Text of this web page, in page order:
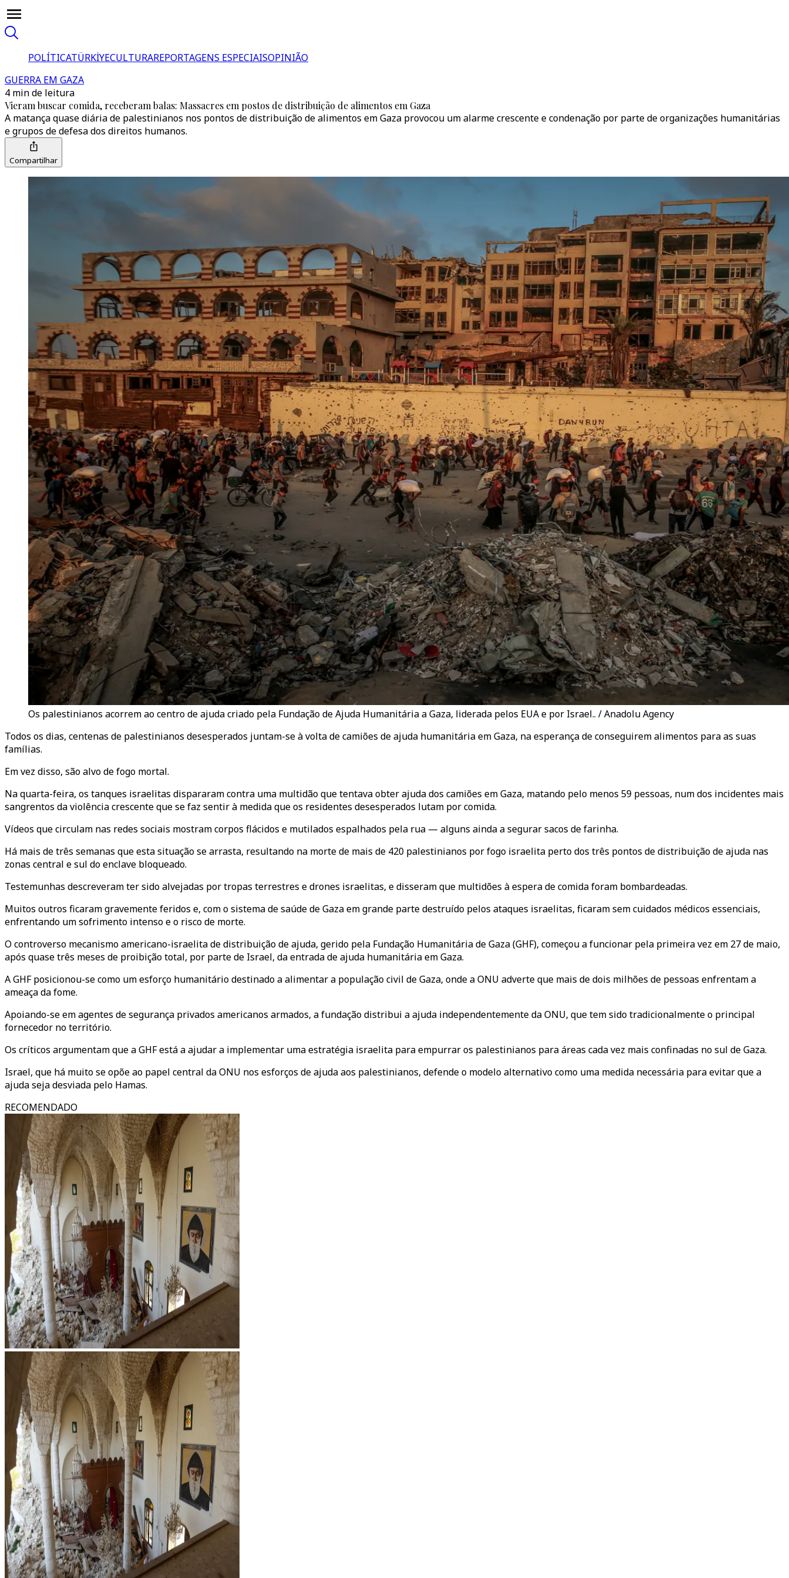
POLÍTICATÜRKİYECULTURAREPORTAGENS ESPECIAISOPINIÃO
GUERRA EM GAZA
4 min de leitura
Vieram buscar comida, receberam balas: Massacres em postos de distribuição de alimentos em Gaza
A matança quase diária de palestinianos nos pontos de distribuição de alimentos em Gaza provocou um alarme crescente e condenação por parte de organizações humanitárias
e grupos de defesa dos direitos humanos.
Compartilhar
Os palestinianos acorrem ao centro de ajuda criado pela Fundação de Ajuda Humanitária a Gaza, liderada pelos EUA e por Israel.. / Anadolu Agency
Todos os dias, centenas de palestinianos desesperados juntam-se à volta de camiões de ajuda humanitária em Gaza, na esperança de conseguirem alimentos para as suas
famílias.
Em vez disso, são alvo de fogo mortal.
Na quarta-feira, os tanques israelitas dispararam contra uma multidão que tentava obter ajuda dos camiões em Gaza, matando pelo menos 59 pessoas, num dos incidentes mais
sangrentos da violência crescente que se faz sentir à medida que os residentes desesperados lutam por comida.
Vídeos que circulam nas redes sociais mostram corpos flácidos e mutilados espalhados pela rua — alguns ainda a segurar sacos de farinha.
Há mais de três semanas que esta situação se arrasta, resultando na morte de mais de 420 palestinianos por fogo israelita perto dos três pontos de distribuição de ajuda nas
zonas central e sul do enclave bloqueado.
Testemunhas descreveram ter sido alvejadas por tropas terrestres e drones israelitas, e disseram que multidões à espera de comida foram bombardeadas.
Muitos outros ficaram gravemente feridos e, com o sistema de saúde de Gaza em grande parte destruído pelos ataques israelitas, ficaram sem cuidados médicos essenciais,
enfrentando um sofrimento intenso e o risco de morte.
O controverso mecanismo americano-israelita de distribuição de ajuda, gerido pela Fundação Humanitária de Gaza (GHF), começou a funcionar pela primeira vez em 27 de maio,
após quase três meses de proibição total, por parte de Israel, da entrada de ajuda humanitária em Gaza.
A GHF posicionou-se como um esforço humanitário destinado a alimentar a população civil de Gaza, onde a ONU adverte que mais de dois milhões de pessoas enfrentam a
ameaça da fome.
Apoiando-se em agentes de segurança privados americanos armados, a fundação distribui a ajuda independentemente da ONU, que tem sido tradicionalmente o principal
fornecedor no território.
Os críticos argumentam que a GHF está a ajudar a implementar uma estratégia israelita para empurrar os palestinianos para áreas cada vez mais confinadas no sul de Gaza.
Israel, que há muito se opõe ao papel central da ONU nos esforços de ajuda aos palestinianos, defende o modelo alternativo como uma medida necessária para evitar que a
ajuda seja desviada pelo Hamas.
RECOMENDADO